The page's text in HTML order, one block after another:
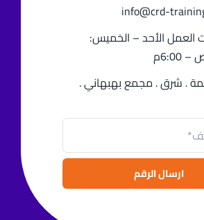
info@crd-
العمل الأحد – الخميس:
. شرق . مجمع بهبهاني .
ارسال الرقم